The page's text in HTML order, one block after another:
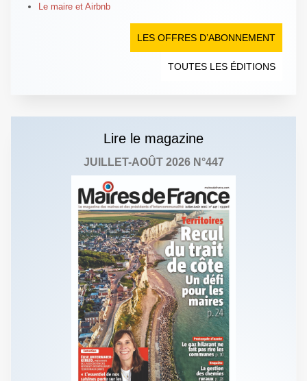
Le maire et Airbnb
LES OFFRES D’ABONNEMENT
TOUTES LES ÉDITIONS
Lire le magazine
JUILLET-AOÛT 2026 N°447